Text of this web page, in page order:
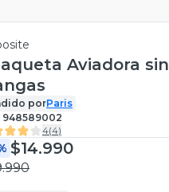
Aviadora sin
porParis
948589002
4(4)
$14.990